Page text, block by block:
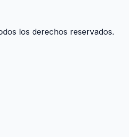
los derechos reservados.